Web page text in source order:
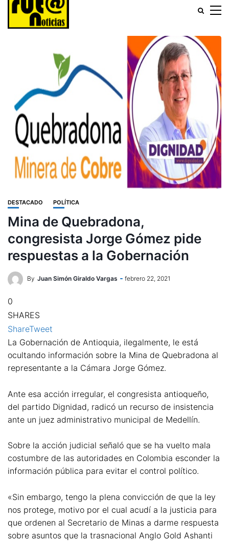
DESTACADO POLÍTICA
Mina de Quebradona,
congresista Jorge Gómez pide
respuestas a la Gobernación
By Juan Simón Giraldo Vargas febrero 22, 2021
0
SHARES
ShareTweet
La Gobernación de Antioquia, ilegalmente, le está
ocultando información sobre la Mina de Quebradona al
representante a la Cámara Jorge Gómez.
Ante esa acción irregular, el congresista antioqueño,
del partido Dignidad, radicó un recurso de insistencia
ante un juez administrativo municipal de Medellín.
Sobre la acción judicial señaló que se ha vuelto mala
costumbre de las autoridades en Colombia esconder la
información pública para evitar el control político.
«Sin embargo, tengo la plena convicción de que la ley
nos protege, motivo por el cual acudí a la justicia para
que ordenen al Secretario de Minas a darme respuesta
sobre asuntos que la trasnacional Anglo Gold Ashanti